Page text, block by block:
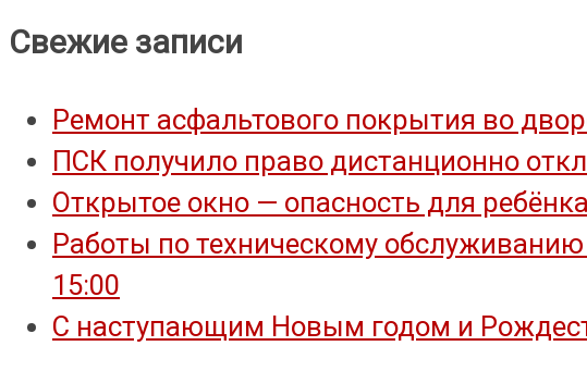
Свежие записи
Ремонт асфальтового покрытия во
ПСК получило право дистанционно
Открытое окно — опасность для ребёнка
Работы по техническому
15:00
С наступающим Новым годом и